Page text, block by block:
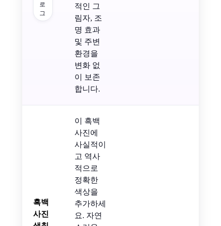
로
그
적인 그
림자, 조
명 효과
및 주변
환경을
변화 없
이 보존
합니다.
흑백
사진
이 흑백
사진에
사실적이
고 역사
적으로
정확한
색상을
추가하세
요. 자연